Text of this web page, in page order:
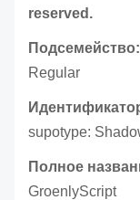
reserved.
Подсемейство:
Regular
supotype:
Полное
GroenlyScript